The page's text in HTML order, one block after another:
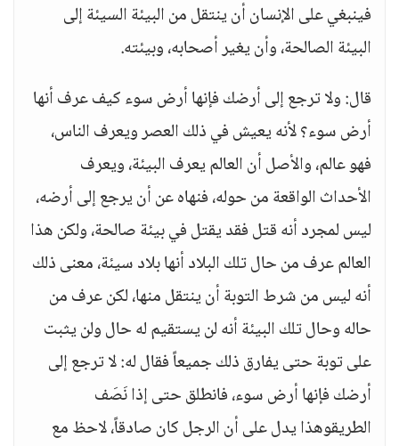
فينبغي على الإنسان أن ينتقل من البيئة السيئة إلى
البيئة الصالحة، وأن يغير أصحابه، وبيئته.
قال: ولا ترجع إلى أرضك فإنها أرض سوء كيف عرف أنها
أرض سوء؟ لأنه يعيش في ذلك العصر ويعرف الناس،
فهو عالم، والأصل أن العالم يعرف البيئة، ويعرف
الأحداث الواقعة من حوله، فنهاه عن أن يرجع إلى أرضه،
ليس لمجرد أنه قتل فقد يقتل في بيئة صالحة، ولكن هذا
العالم عرف من حال تلك البلاد أنها بلاد سيئة، معنى ذلك
أنه ليس من شرط التوبة أن ينتقل منها، لكن عرف من
حاله وحال تلك البيئة أنه لن يستقيم له حال ولن يثبت
على توبة حتى يفارق ذلك جميعاً فقال له: لا ترجع إلى
أرضك فإنها أرض سوء، فانطلق حتى إذا نَصَف
الطريقوهذا يدل على أن الرجل كان صادقاً، لاحظ مع